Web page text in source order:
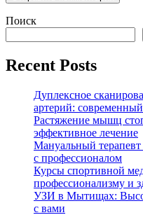
Поиск
Recent Posts
Дуплексное
артерий:
Растяжение мышц
эффективное лечение
Мануальный терапевт
с профессионалом
Курсы спортивной
профессионализму и
УЗИ в Мытищах:
с вами